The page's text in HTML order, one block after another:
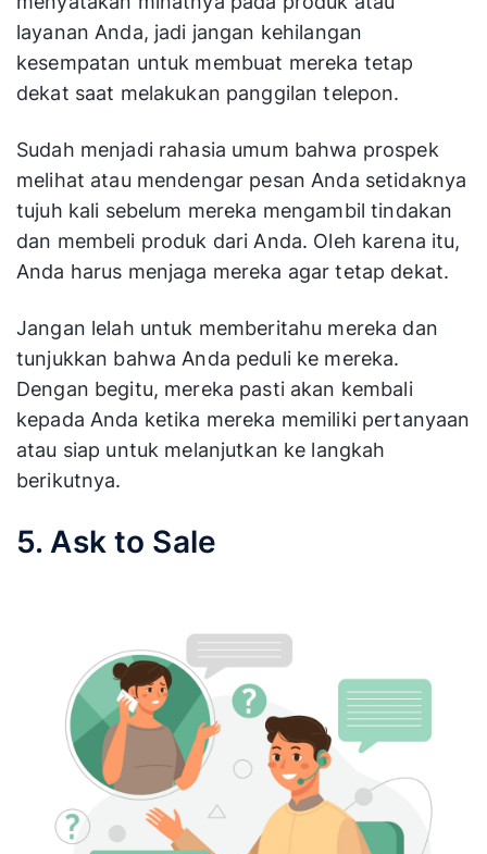
Saat Anda menelepon calon pelanggan dalam
waktu sepuluh menit setelah mendaftar, dia
mungkin masih belum siap untuk bergerak maju
dalam proses penjualan. Namun, mereka telah
layanan Anda, jadi jangan kehilangan
kesempatan untuk membuat mereka tetap
dekat saat melakukan panggilan telepon.
Sudah menjadi rahasia umum bahwa prospek
melihat atau mendengar pesan Anda setidaknya
dan membeli produk dari Anda. Oleh karena itu,
tunjukkan bahwa Anda peduli ke mereka.
Dengan begitu, mereka pasti akan kembali
kepada Anda ketika mereka memiliki pertanyaan
atau siap untuk melanjutkan ke langkah
berikutnya.
5. Ask to Sale